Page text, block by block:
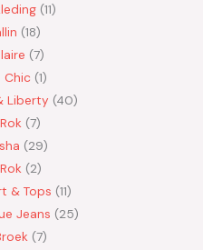
11
18
7
Chic 1
Liberty 40
Rok 7
29
Rok 2
& Tops 11
Jeans 25
7